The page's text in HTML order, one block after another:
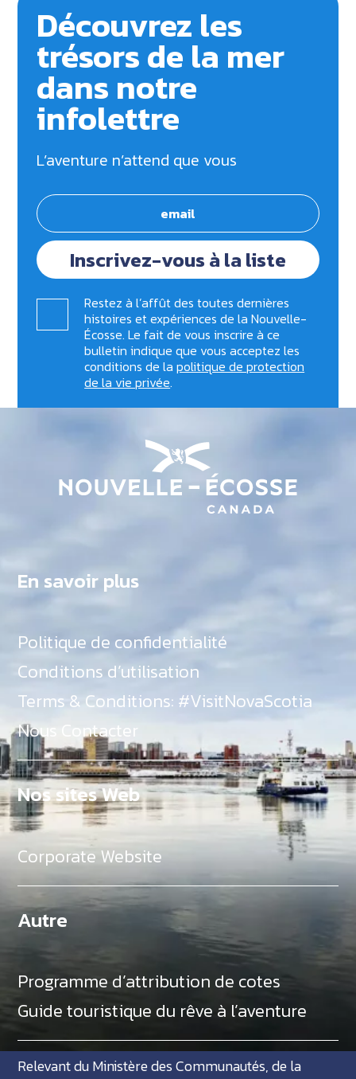
Découvrez les
trésors de la mer
dans notre
infolettre
L’aventure n’attend que vous
Inscrivez-vous à la liste
Restez à l’affût des toutes dernières
histoires et expériences de la Nouvelle-
Écosse. Le fait de vous inscrire à ce
bulletin indique que vous acceptez les
conditions de lapolitique de protection
de la vie privée.
En savoir plus
Politique de confidentialité
Conditions d’utilisation
Terms & Conditions: #VisitNovaScotia
Nous Contacter
Nos sites Web
Corporate Website
Autre
Programme d’attribution de cotes
Guide touristique du rêve à l’aventure
Relevant du Ministère des Communautés, de la